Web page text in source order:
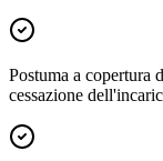
Postuma a copertura
cessazione